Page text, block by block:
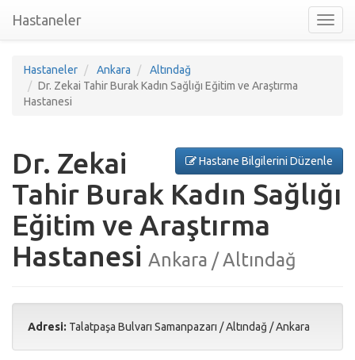
nav
Hastaneler
Hastaneler Ankara
Altındağ
Dr. Zekai Tahir Burak Kadın Sağlığı Eğitim ve Araştırma
Hastanesi
Hastane Bilgilerini Düzenle
Dr. Zekai
Tahir Burak Kadın Sağlığı
Eğitim ve Araştırma
Hastanesi Ankara / Altındağ
Adresi: Talatpaşa Bulvarı Samanpazarı /Altındağ /Ankara